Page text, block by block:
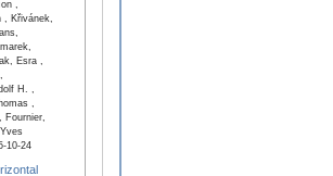
,
, Křivánek,
Esra ,
H. ,
,
Fournier,
10-24